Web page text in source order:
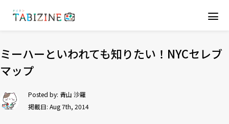
ミーハーといわれても知りたい！NYCセレブ
マップ
Posted by: 青山 沙羅
掲載日: Aug 7th, 2014